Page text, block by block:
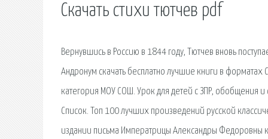
Скачать стихи тютчев pdf
Вернувшись в Россию в 1844 году, Тютчев вновь
Андронум скачать бесплатно лучшие книги в
категория МОУ СОШ. Урок для детей с ЗПР, обобщения и
Список. Топ 100 лучших произведений русской
издании письма Императрицы Александры Федоровны к